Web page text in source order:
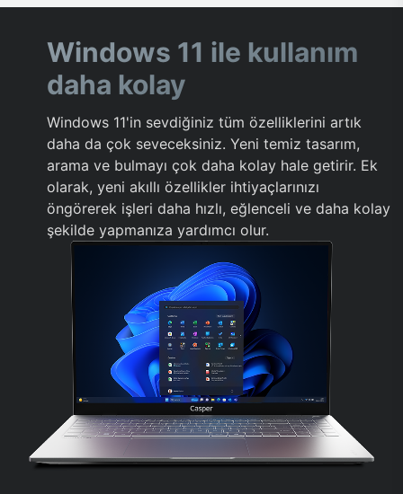
Windows 11 ile kullanım
daha kolay
Windows 11'in sevdiğiniz tüm özelliklerini artık
daha da çok seveceksiniz. Yeni temiz tasarım,
arama ve bulmayı çok daha kolay hale getirir. Ek
olarak, yeni akıllı özellikler ihtiyaçlarınızı
öngörerek işleri daha hızlı, eğlenceli ve daha kolay
şekilde yapmanıza yardımcı olur.